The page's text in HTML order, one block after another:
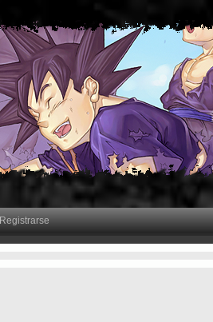
Registrarse